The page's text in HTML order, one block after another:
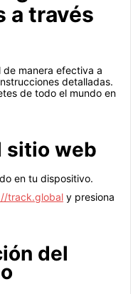
a través
de manera efectiva a
detalladas.
de todo el mundo en
sitio web
en tu dispositivo.
track.global y presiona
del